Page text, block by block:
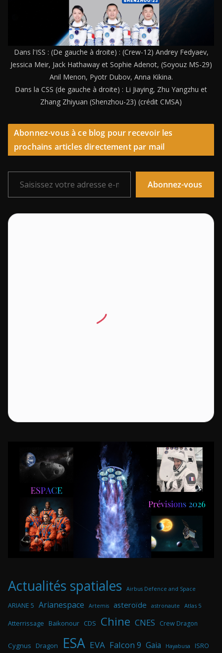
Dans l'ISS : (De gauche à droite) : (Crew-12) Andrey Fedyaev,
Jessica Meir, Jack Hathaway et Sophie Adenot, (Soyouz MS-29)
Anil Menon, Pyotr Dubov, Anna Kikina.
Dans la CSS (de gauche à droite) : Li Jiaying, Zhu Yangzhu et
Zhang Zhiyuan (Shenzhou-23) (crédit CMSA)
Abonnez-vous à ce blog pour recevoir les
prochains articles directement par mail
Saisissez votre adresse e-mail…
Abonnez-vous
Actualités spatiales Airbus Defence and Space
ARIANE 5 Arianespace Artemis asteroïde astronaute Atlas 5
Atterrissage Baikonour CDS Chine CNES Crew Dragon
Cygnus Dragon ESA EVA Falcon 9 Gaia Hayabusa ISRO